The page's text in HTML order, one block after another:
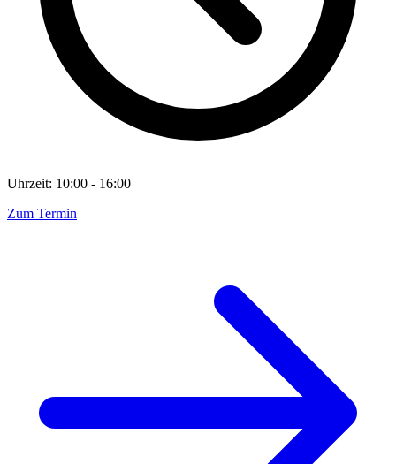
Uhrzeit: 10:00 - 16:00
Zum Termin